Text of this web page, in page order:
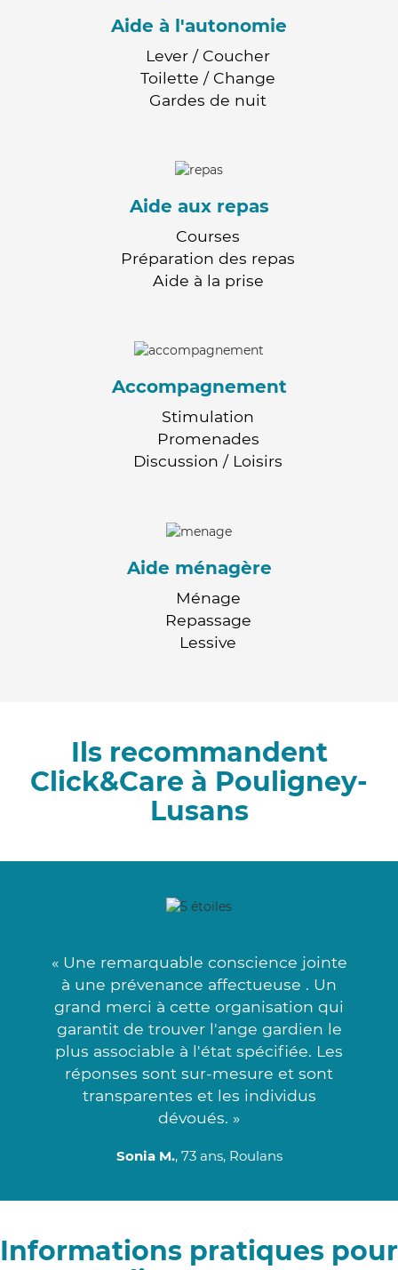
Aide à l'autonomie
Lever / Coucher
Toilette / Change
Gardes de nuit
Aide aux repas
Courses
Préparation des repas
Aide à la prise
Accompagnement
Stimulation
Promenades
Discussion / Loisirs
Aide ménagère
Ménage
Repassage
Lessive
Ils recommandent
Click&Care à Pouligney-
Lusans
« Une remarquable conscience jointe
à une prévenance affectueuse . Un
grand merci à cette organisation qui
garantit de trouver l'ange gardien le
plus associable à l'état spécifiée. Les
réponses sont sur-mesure et sont
transparentes et les individus
dévoués. »
Sonia M., 73 ans, Roulans
Informations pratiques pour